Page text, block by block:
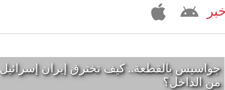
جواسيس بالقطعة.. كيف تخترق إيران إسرائيل
من الداخل؟